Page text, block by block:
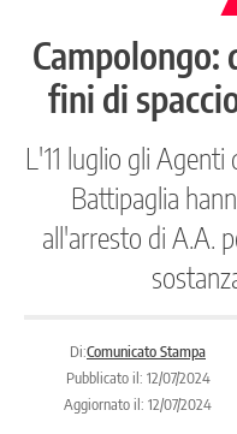
Campolongo:
fini di
L'11 luglio gli Agenti
Battipaglia
all'arresto di A.A.
Di:Comunicato Stampa
Pubblicato il: 12/07/2024
Aggiornato il: 12/07/2024